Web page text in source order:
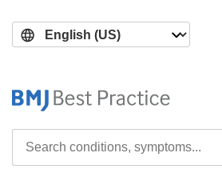
main
search